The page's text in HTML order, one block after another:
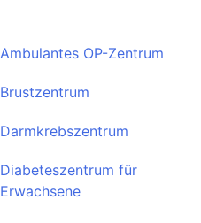
Ambulantes OP-Zentrum
Brustzentrum
Darmkrebszentrum
Diabeteszentrum für
Erwachsene